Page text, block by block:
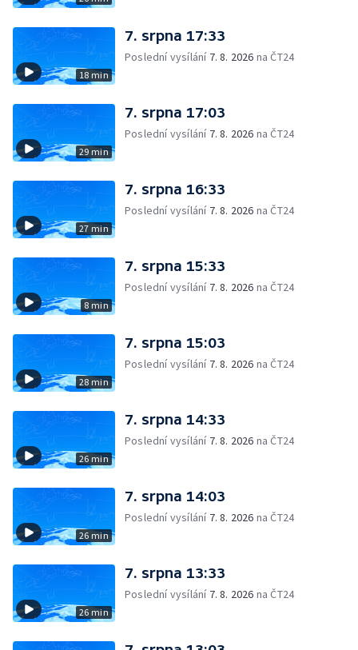
18 min
7. srpna 17:33
Poslední vysílání 7. 8. 2026 na ČT24
29 min
7. srpna 17:03
Poslední vysílání 7. 8. 2026 na ČT24
27 min
7. srpna 16:33
Poslední vysílání 7. 8. 2026 na ČT24
8 min
7. srpna 15:33
Poslední vysílání 7. 8. 2026 na ČT24
28 min
7. srpna 15:03
Poslední vysílání 7. 8. 2026 na ČT24
26 min
7. srpna 14:33
Poslední vysílání 7. 8. 2026 na ČT24
26 min
7. srpna 14:03
Poslední vysílání 7. 8. 2026 na ČT24
26 min
7. srpna 13:33
Poslední vysílání 7. 8. 2026 na ČT24